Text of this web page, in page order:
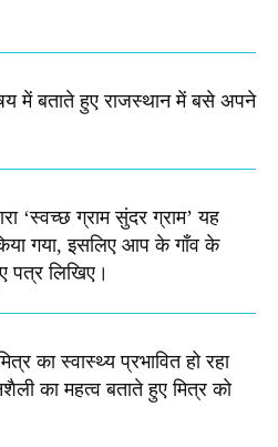
में बताते हुए राजस्थान में बसे अपने
‘स्वच्छ ग्राम सुंदर ग्राम’ यह
गया, इसलिए आप के गाँव के
पत्र लिखिए।
का स्वास्थ्य प्रभावित हो रहा
का महत्व बताते हुए मित्र को